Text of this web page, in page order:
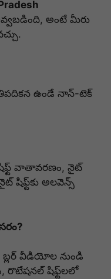
అంటే మీరు
ఉండే నాన్-టెక్
వాతావరణం, నైట్
షిఫ్ట్‌కు అలవెన్స్
వీడియోల నుండి
రొటేషనల్ షిఫ్ట్‌లలో